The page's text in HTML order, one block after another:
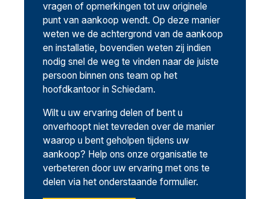
vragen of opmerkingen tot uw originele
punt van aankoop wendt. Op deze manier
weten we de achtergrond van de aankoop
en installatie, bovendien weten zij indien
nodig snel de weg te vinden naar de juiste
persoon binnen ons team op het
hoofdkantoor in Schiedam.
Wilt u uw ervaring delen of bent u
onverhoopt niet tevreden over de manier
waarop u bent geholpen tijdens uw
aankoop? Help ons onze organisatie te
verbeteren door uw ervaring met ons te
delen via het onderstaande formulier.